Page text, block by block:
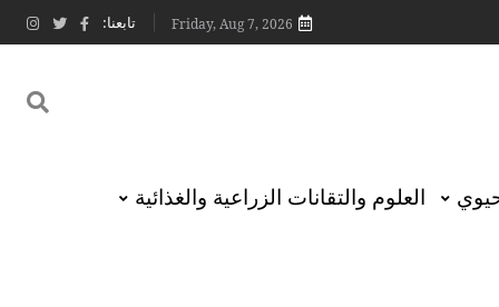
Friday, Aug 7, 2026 تابعنا:
العلوم والتقانات الزراعية والغذائية